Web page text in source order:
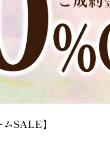
ムSALE】